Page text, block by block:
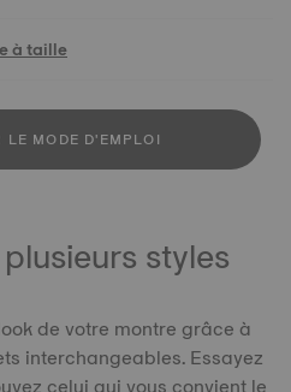
à taille
LE MODE D'EMPLOI
styles
de votre montre grâce à
interchangeables. Essayez